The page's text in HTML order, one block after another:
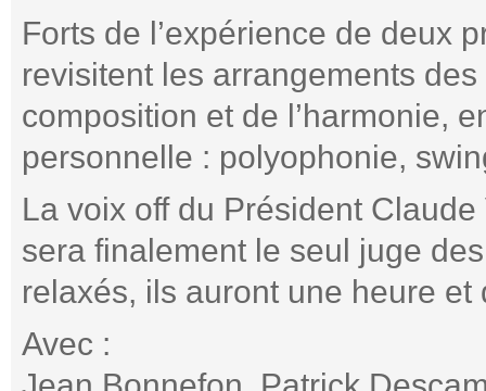
Forts de l’expérience de deux
revisitent les arrangements
composition et de l’harmonie,
personnelle : polyophonie,
La voix off du Président
sera finalement le seul juge
relaxés, ils auront une heure
Avec :